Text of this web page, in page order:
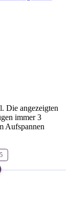
Die angezeigten
immer 3
Aufspannen